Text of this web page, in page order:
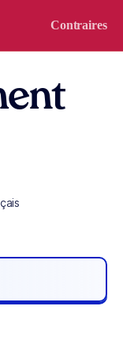
Contraires